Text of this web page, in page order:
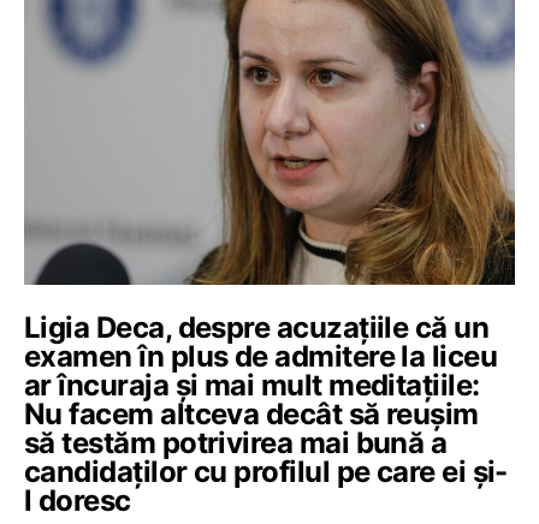
Ligia Deca, despre acuzațiile că un
examen în plus de admitere la liceu
ar încuraja și mai mult meditațiile:
Nu facem altceva decât să reușim
să testăm potrivirea mai bună a
candidaților cu profilul pe care ei și-
l doresc